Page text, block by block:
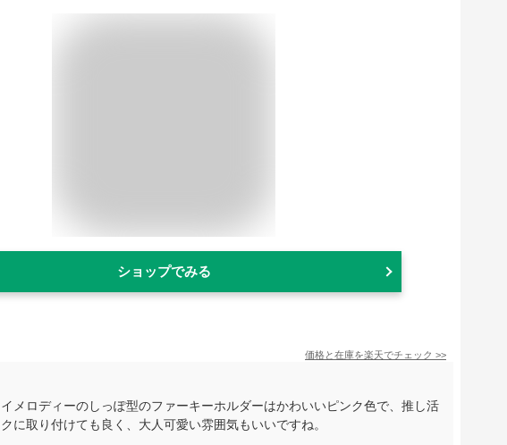
ショップでみる
価格と在庫を楽天でチェック >>
メロディーのしっぽ型のファーキーホルダーはかわいいピンク色で、推し活
に取り付けても良く、大人可愛い雰囲気もいいですね。